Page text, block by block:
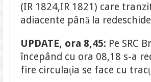
(IR 1824,IR 1821) care
adiacente până la
UPDATE, ora 8,45: Pe SRC
începând cu ora 08,18 s-a
fire circulaţia se face cu